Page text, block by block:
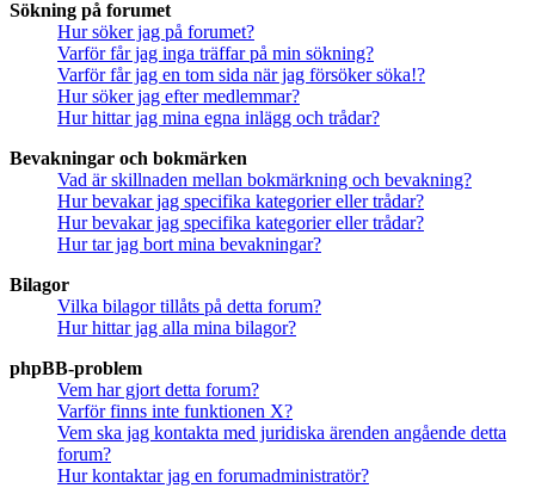
Sökning på forumet
Hur söker jag på forumet?
Varför får jag inga träffar på min sökning?
Varför får jag en tom sida när jag försöker söka!?
Hur söker jag efter medlemmar?
Hur hittar jag mina egna inlägg och trådar?
Bevakningar och bokmärken
Vad är skillnaden mellan bokmärkning och bevakning?
Hur bevakar jag specifika kategorier eller trådar?
Hur bevakar jag specifika kategorier eller trådar?
Hur tar jag bort mina bevakningar?
Bilagor
Vilka bilagor tillåts på detta forum?
Hur hittar jag alla mina bilagor?
phpBB-problem
Vem har gjort detta forum?
Varför finns inte funktionen X?
Vem ska jag kontakta med juridiska ärenden angående detta
forum?
Hur kontaktar jag en forumadministratör?